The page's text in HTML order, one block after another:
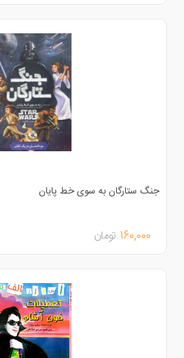
ستارگان به سوی خط پایان
160,000تومان